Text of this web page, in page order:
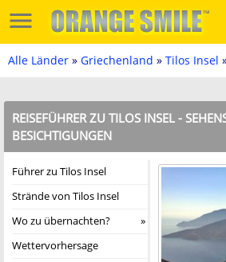
Alle Länder » Griechenland » Tilos Insel
REISEFÜHRER ZU TILOS INSEL -
BESICHTIGUNGEN
Führer zu Tilos Insel
Strände von Tilos Insel
Wo zu übernachten?
Wettervorhersage